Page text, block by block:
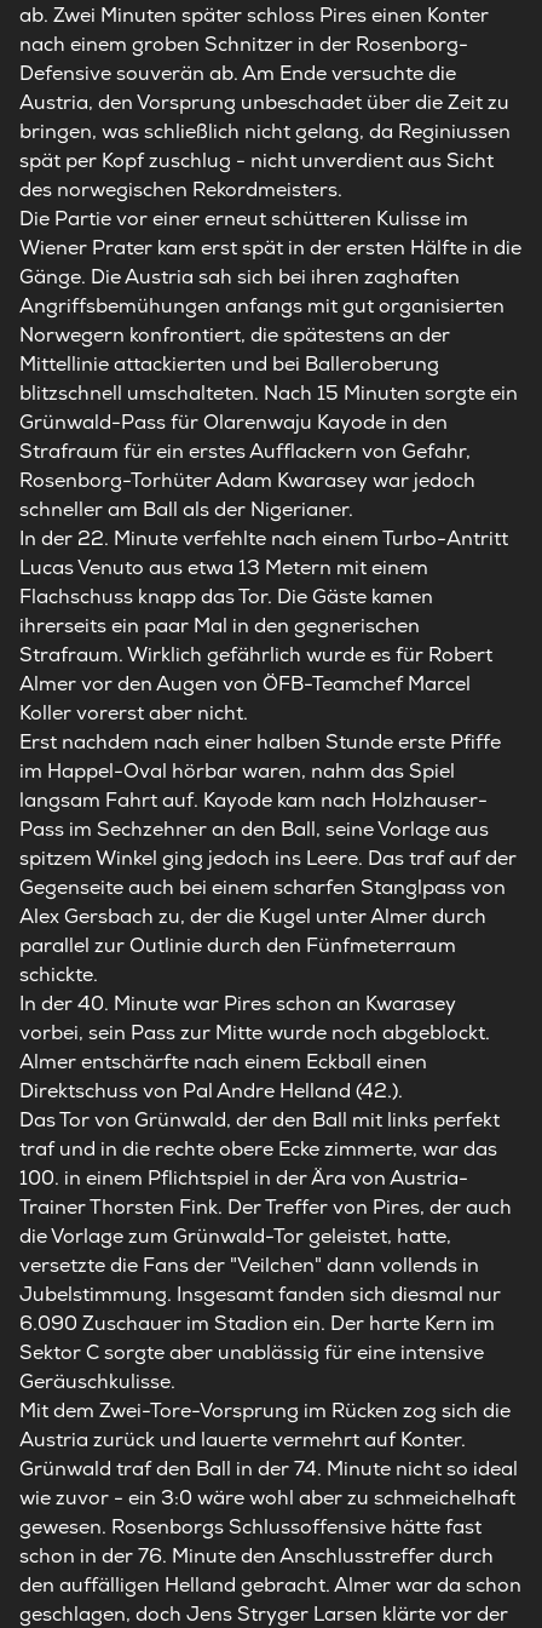
ab. Zwei Minuten später schloss Pires einen Konter
nach einem groben Schnitzer in der Rosenborg-
Defensive souverän ab. Am Ende versuchte die
Austria, den Vorsprung unbeschadet über die Zeit zu
bringen, was schließlich nicht gelang, da Reginiussen
spät per Kopf zuschlug - nicht unverdient aus Sicht
des norwegischen Rekordmeisters.
Die Partie vor einer erneut schütteren Kulisse im
Wiener Prater kam erst spät in der ersten Hälfte in die
Gänge. Die Austria sah sich bei ihren zaghaften
Angriffsbemühungen anfangs mit gut organisierten
Norwegern konfrontiert, die spätestens an der
Mittellinie attackierten und bei Balleroberung
blitzschnell umschalteten. Nach 15 Minuten sorgte ein
Grünwald-Pass für Olarenwaju Kayode in den
Strafraum für ein erstes Aufflackern von Gefahr,
Rosenborg-Torhüter Adam Kwarasey war jedoch
schneller am Ball als der Nigerianer.
In der 22. Minute verfehlte nach einem Turbo-Antritt
Lucas Venuto aus etwa 13 Metern mit einem
Flachschuss knapp das Tor. Die Gäste kamen
ihrerseits ein paar Mal in den gegnerischen
Strafraum. Wirklich gefährlich wurde es für Robert
Almer vor den Augen von ÖFB-Teamchef Marcel
Koller vorerst aber nicht.
Erst nachdem nach einer halben Stunde erste Pfiffe
im Happel-Oval hörbar waren, nahm das Spiel
langsam Fahrt auf. Kayode kam nach Holzhauser-
Pass im Sechzehner an den Ball, seine Vorlage aus
spitzem Winkel ging jedoch ins Leere. Das traf auf der
Gegenseite auch bei einem scharfen Stanglpass von
Alex Gersbach zu, der die Kugel unter Almer durch
parallel zur Outlinie durch den Fünfmeterraum
schickte.
In der 40. Minute war Pires schon an Kwarasey
vorbei, sein Pass zur Mitte wurde noch abgeblockt.
Almer entschärfte nach einem Eckball einen
Direktschuss von Pal Andre Helland (42.).
Das Tor von Grünwald, der den Ball mit links perfekt
traf und in die rechte obere Ecke zimmerte, war das
100. in einem Pflichtspiel in der Ära von Austria-
Trainer Thorsten Fink. Der Treffer von Pires, der auch
die Vorlage zum Grünwald-Tor geleistet, hatte,
versetzte die Fans der "Veilchen" dann vollends in
Jubelstimmung. Insgesamt fanden sich diesmal nur
6.090 Zuschauer im Stadion ein. Der harte Kern im
Sektor C sorgte aber unablässig für eine intensive
Geräuschkulisse.
Mit dem Zwei-Tore-Vorsprung im Rücken zog sich die
Austria zurück und lauerte vermehrt auf Konter.
Grünwald traf den Ball in der 74. Minute nicht so ideal
wie zuvor - ein 3:0 wäre wohl aber zu schmeichelhaft
gewesen. Rosenborgs Schlussoffensive hätte fast
schon in der 76. Minute den Anschlusstreffer durch
den auffälligen Helland gebracht. Almer war da schon
geschlagen, doch Jens Stryger Larsen klärte vor der